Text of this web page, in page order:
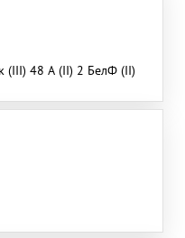
(III) 48 А (II) 2 БелФ (II)